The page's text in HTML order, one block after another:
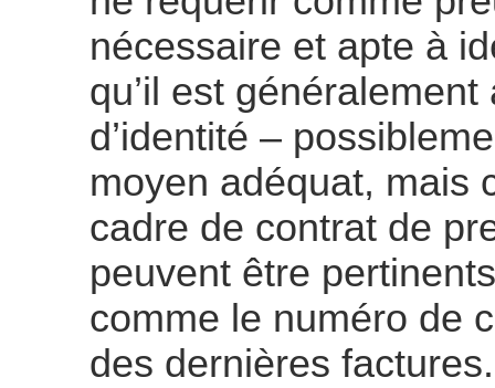
nécessaire et apte à
qu’il est
d’identité –
moyen adéquat, mais
cadre de contrat de
peuvent être
comme le numéro de
des dernières factures.